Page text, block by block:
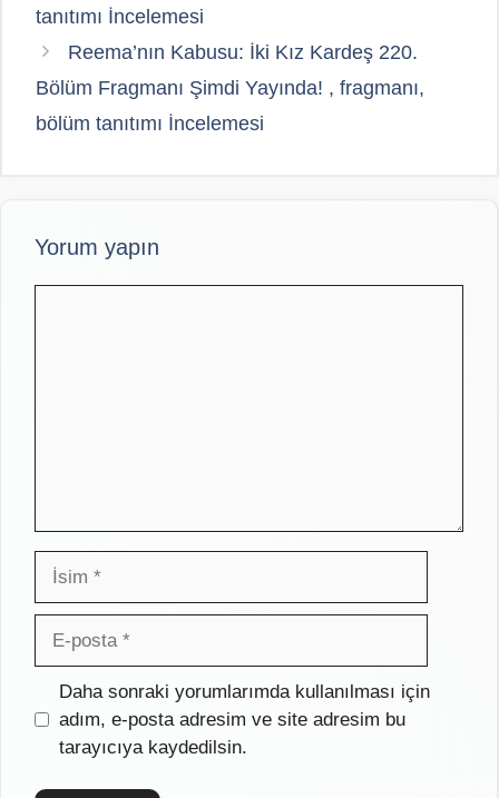
tanıtımı İncelemesi
Reema’nın Kabusu: İki Kız Kardeş 220.
Bölüm Fragmanı Şimdi Yayında! , fragmanı,
bölüm tanıtımı İncelemesi
Yorum yapın
İsim
posta
İnternet
sitesi
Daha sonraki yorumlarımda kullanılması için
adım, e-posta adresim ve site adresim bu
tarayıcıya kaydedilsin.